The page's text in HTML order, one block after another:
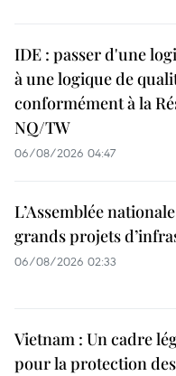
IDE : passer d'une
à une logique de
conformément à la
NQ/TW
06/08/2026 04:47
L’Assemblée
grands projets
06/08/2026 02:33
Vietnam : Un cadre
pour la protection des